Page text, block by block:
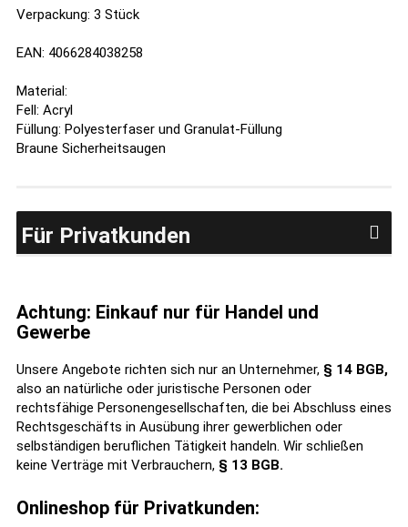
Verpackung: 3 Stück
EAN: 4066284038258
Material:
Fell: Acryl
Füllung: Polyesterfaser und Granulat-Füllung
Braune Sicherheitsaugen
Für Privatkunden
Achtung: Einkauf nur für Handel und
Gewerbe
Unsere Angebote richten sich nur an Unternehmer, § 14 BGB,
also an natürliche oder juristische Personen oder
rechtsfähige Personengesellschaften, die bei Abschluss eines
Rechtsgeschäfts in Ausübung ihrer gewerblichen oder
selbständigen beruflichen Tätigkeit handeln. Wir schließen
keine Verträge mit Verbrauchern, § 13 BGB.
Onlineshop für Privatkunden: